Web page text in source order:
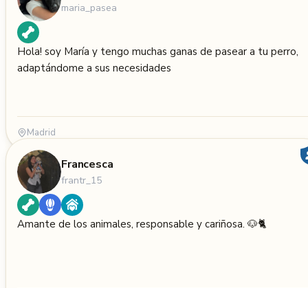
maria_pasea
Hola! soy María y tengo muchas ganas de pasear a tu perro,
adaptándome a sus necesidades
Madrid
Francesca
frantr_15
Amante de los animales, responsable y cariñosa. 🐶🐈